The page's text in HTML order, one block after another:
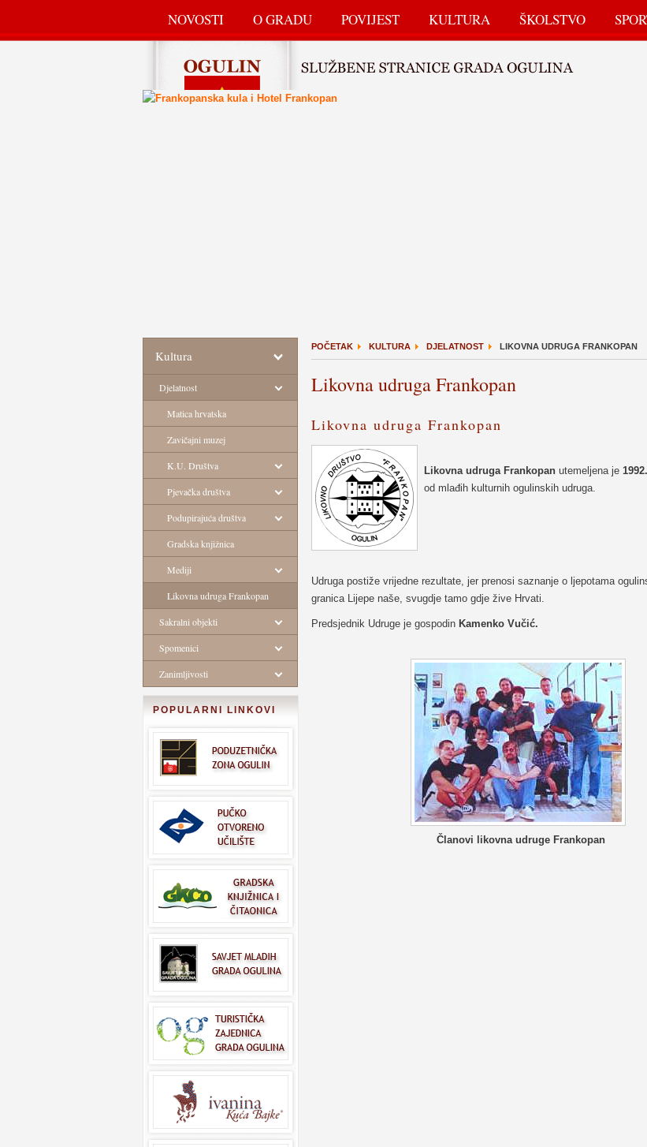
NOVOSTI O GRADU POVIJEST KULTURA ŠKOLSTVO
Kultura
Djelatnost
Matica hrvatska
Zavičajni muzej
K.U. Društva
Pjevačka društva
Podupirajuća društva
Gradska knjižnica
Mediji
Likovna udruga Frankopan
Sakralni objekti
Spomenici
Zanimljivosti
POPULARNI LINKOVI
POČETAK KULTURA DJELATNOST LIKOVNA UDRUGA FRANKOPAN
Likovna udruga Frankopan
Likovna udruga Frankopan
Likovna udruga Frankopan utemeljena je
od mlađih kulturnih ogulinskih udruga.
Udruga postiže vrijedne rezultate, jer prenosi saznanje o ljepotama
granica Lijepe naše, svugdje tamo gdje žive Hrvati.
Predsjednik Udruge je gospodin Kamenko Vučić.
Članovi likovna udruge Frankopan